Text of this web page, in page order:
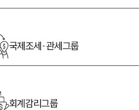
국제조세·관세그룹
회계감리그룹